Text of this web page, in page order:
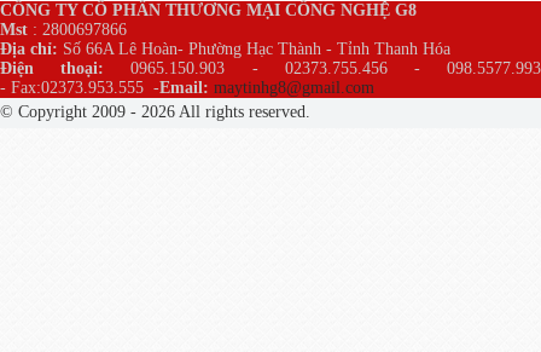
CÔNG TY CỔ PHẦN THƯƠNG MẠI CÔNG NGHỆ G8
Mst : 2800697866
Địa chỉ: Số 66A Lê Hoàn- Phường Hạc Thành - Tỉnh Thanh Hóa
Điện thoại: 0965.150.903 - 02373.755.456 - 098.5577.993
- Fax:02373.953.555 -Email: maytinhg8@gmail.com
© Copyright 2009 - 2026 All rights reserved.